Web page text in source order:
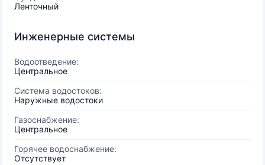
Ленточный
Инженерные системы
Водоотведение:
Центральное
Система водостоков:
Наружные водостоки
Газоснабжение:
Центральное
Горячее водоснабжение:
Отсутствует